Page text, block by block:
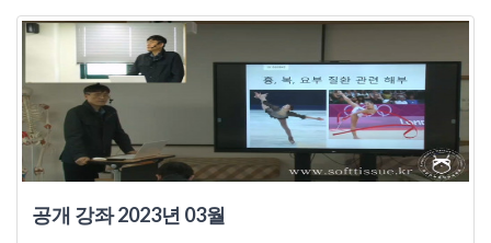
공개 강좌 2023년 03월